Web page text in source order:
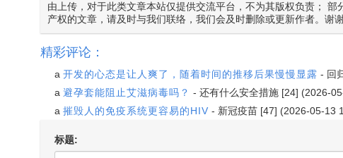
由上传，对于此类文章本站仅提供交流平台，不为其版权负责；
产权的文章，请及时与我们联络，我们会及时删除或更新作者。谢谢
精彩评论：
a 开发的心态是让人爽了，随着时间的推移后果慢慢显露 - 回
a 避孕套能阻止艾滋病毒吗？ - 还有什么安全措施 [24] (2026-
a 摧毁人的免疫系统更容易的HIV - 新冠疫苗 [47] (2026-05-13
标题: